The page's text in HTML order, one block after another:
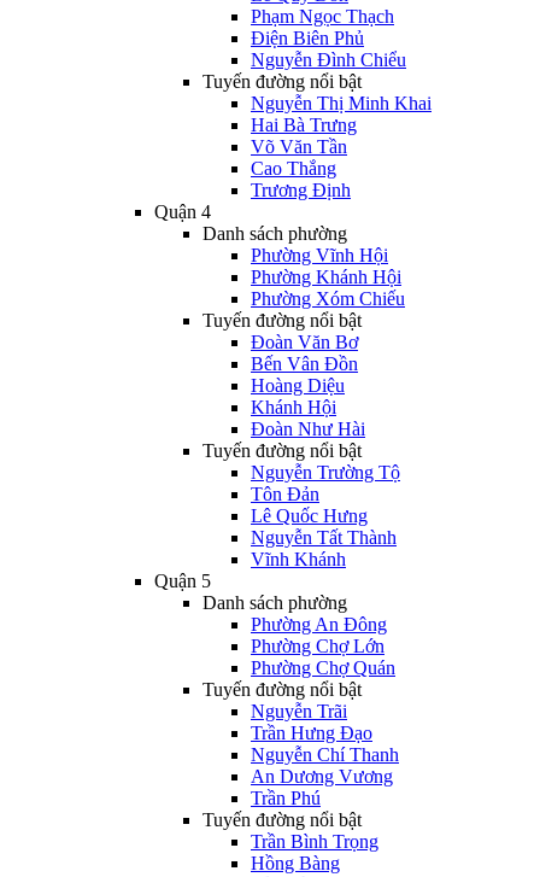
Phạm Ngọc Thạch
Điện Biên Phủ
Nguyễn Đình Chiểu
Tuyến đường nổi bật
Nguyễn Thị Minh Khai
Hai Bà Trưng
Võ Văn Tần
Cao Thắng
Trương Định
Quận 4
Danh sách phường
Phường Vĩnh Hội
Phường Khánh Hội
Phường Xóm Chiếu
Tuyến đường nổi bật
Đoàn Văn Bơ
Bến Vân Đồn
Hoàng Diệu
Khánh Hội
Đoàn Như Hài
Tuyến đường nổi bật
Nguyễn Trường Tộ
Tôn Đản
Lê Quốc Hưng
Nguyễn Tất Thành
Vĩnh Khánh
Quận 5
Danh sách phường
Phường An Đông
Phường Chợ Lớn
Phường Chợ Quán
Tuyến đường nổi bật
Nguyễn Trãi
Trần Hưng Đạo
Nguyễn Chí Thanh
An Dương Vương
Trần Phú
Tuyến đường nổi bật
Trần Bình Trọng
Hồng Bàng